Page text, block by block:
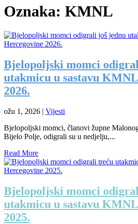
Oznaka: KMNL
Bjelopoljski momci
utakmicu u sastavu
2026.
ožu 1, 2026 | Vijesti
Bjelopoljski momci, članovi župne
Bijelo Polje, odigrali su u nedjelju,...
Read More
Bjelopoljski momci
utakmicu u sastavu
2025.